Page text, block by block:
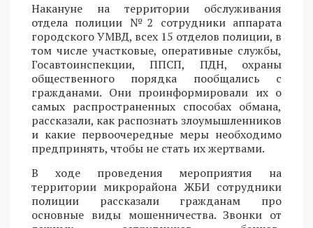
Накануне на территории обслуживания
отдела полиции №2 сотрудники аппарата
городского УМВД, всех 15 отделов полиции, в
том числе участковые, оперативные службы,
Госавтоинспекции, ППСП, ПДН, охраны
общественного порядка пообщались с
гражданами. Они проинформировали их о
самых распространенных способах обмана,
рассказали, как распознать злоумышленников
и какие первоочередные меры необходимо
предпринять, чтобы не стать их жертвами.
В ходе проведения мероприятия на
территории микрорайона ЖБИ сотрудники
полиции рассказали гражданам про
основные виды мошенничества. Звонки от